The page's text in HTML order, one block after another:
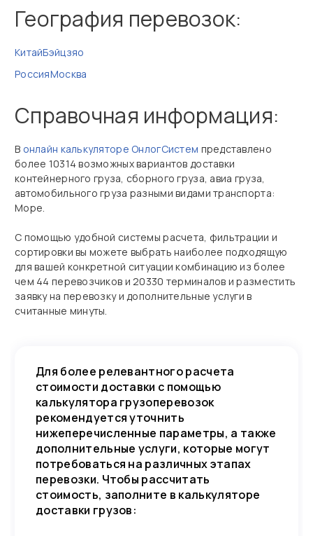
География перевозок:
КитайБэйцзяо
РоссияМосква
Справочная информация:
В онлайн калькуляторе ОнлогСистем представлено
более 10314 возможных вариантов доставки
контейнерного груза, сборного груза, авиа груза,
автомобильного груза разными видами транспорта:
Море.
С помощью удобной системы расчета, фильтрации и
сортировки вы можете выбрать наиболее подходящую
для вашей конкретной ситуации комбинацию из более
чем 44 перевозчиков и 20330 терминалов и разместить
заявку на перевозку и дополнительные услуги в
считанные минуты.
Для более релевантного расчета
стоимости доставки с помощью
калькулятора грузоперевозок
рекомендуется уточнить
нижеперечисленные параметры, а также
дополнительные услуги, которые могут
потребоваться на различных этапах
перевозки. Чтобы рассчитать
стоимость, заполните в калькуляторе
доставки грузов: